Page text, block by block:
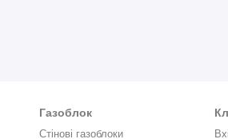
Газоблок
Стінові газоблоки